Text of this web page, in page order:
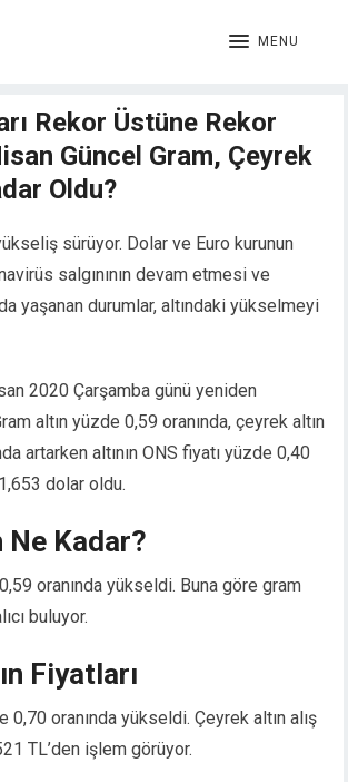
MENU
Rekor Üstüne Rekor
Güncel Gram, Çeyrek
Oldu?
sürüyor. Dolar ve Euro kurunun
salgınının devam etmesi ve
yaşanan durumlar, altındaki yükselmeyi
2020 Çarşamba günü yeniden
altın yüzde 0,59 oranında, çeyrek altın
artarken altının ONS fiyatı yüzde 0,40
dolar oldu.
Ne Kadar?
oranında yükseldi. Buna göre gram
buluyor.
Fiyatları
0,70 oranında yükseldi. Çeyrek altın alış
TL’den işlem görüyor.